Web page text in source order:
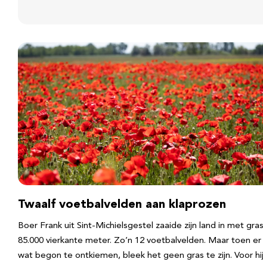
Twaalf voetbalvelden aan klaprozen
Boer Frank uit Sint-Michielsgestel zaaide zijn land in met
85.000 vierkante meter. Zo’n 12 voetbalvelden. Maar toen er
wat begon te ontkiemen, bleek het geen gras te zijn. Voor hij